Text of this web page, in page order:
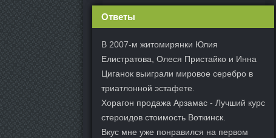
Ответы
В 2007-м житомирянки Юлия
Елистратова, Олеся Пристайко и Инна
Циганок выиграли мировое серебро в
триатлонной эстафете.
Хорагон продажа Арзамас - Лучший курс
стероидов стоимость Воткинск.
Вкус мне уже понравился на первом